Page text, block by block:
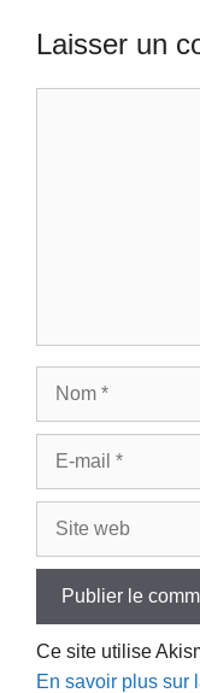
Laisser un
Ce site utilise
En savoir plus sur